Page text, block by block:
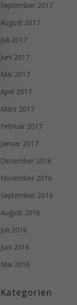
September 2017
August 2017
Juli 2017
Juni 2017
Mai 2017
April 2017
März 2017
Februar 2017
Januar 2017
Dezember 2016
November 2016
September 2016
August 2016
Juli 2016
Juni 2016
Mai 2016
Kategorien